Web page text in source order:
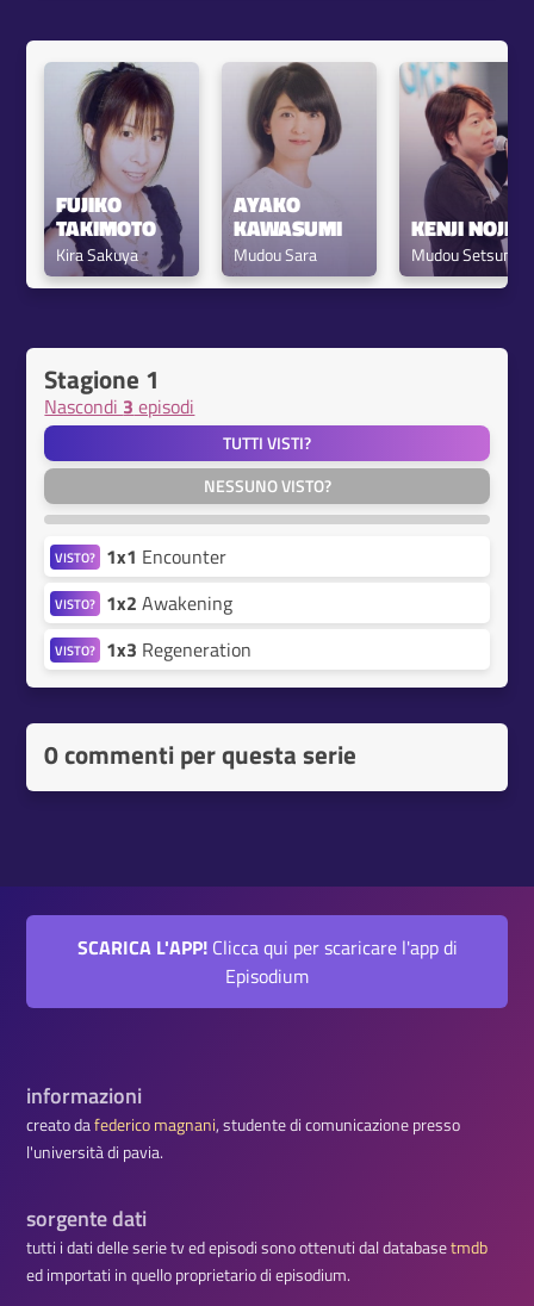
FUJIKO
TAKIMOTO
Kira Sakuya
AYAKO
KAWASUMI
Mudou Sara
KENJI
Mudou Setsuna
Stagione 1
Nascondi 3 episodi
TUTTI VISTI?
NESSUNO VISTO?
VISTO? 1x1 Encounter
VISTO? 1x2 Awakening
VISTO? 1x3 Regeneration
0 commenti per questa serie
SCARICA L'APP!Clicca qui per scaricare l'app di
Episodium
informazioni
creato dafederico magnani, studente di comunicazione presso
l'università di pavia.
sorgente dati
tutti i dati delle serie tv ed episodi sono ottenuti dal databasetmdb
ed importati in quello proprietario di episodium.